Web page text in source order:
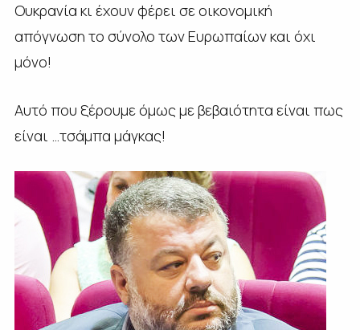
Ουκρανία κι έχουν φέρει σε οικονομική
απόγνωση το σύνολο των Ευρωπαίων και όχι
μόνο!
Αυτό που ξέρουμε όμως με βεβαιότητα είναι πως
είναι …τσάμπα μάγκας!